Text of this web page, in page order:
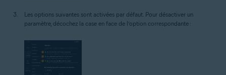
Les options suivantes sont activées par défaut. Pour désactiver un
paramètre, décochez la case en face de l’option correspondante :